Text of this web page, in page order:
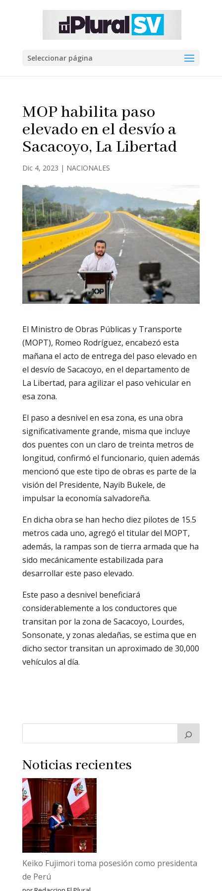
Seleccionar página
MOP habilita paso
elevado en el desvío a
Sacacoyo, La Libertad
Dic 4, 2023 | NACIONALES
El Ministro de Obras Públicas y Transporte
(MOPT), Romeo Rodríguez, encabezó esta
mañana el acto de entrega del paso elevado en
el desvío de Sacacoyo, en el departamento de
La Libertad, para agilizar el paso vehicular en
esa zona.
El paso a desnivel en esa zona, es una obra
significativamente grande, misma que incluye
dos puentes con un claro de treinta metros de
longitud, confirmó el funcionario, quien además
mencionó que este tipo de obras es parte de la
visión del Presidente, Nayib Bukele, de
impulsar la economía salvadoreña.
En dicha obra se han hecho diez pilotes de 15.5
metros cada uno, agregó el titular del MOPT,
además, la rampas son de tierra armada que ha
sido mecánicamente estabilizada para
desarrollar este paso elevado.
Este paso a desnivel beneficiará
considerablemente a los conductores que
transitan por la zona de Sacacoyo, Lourdes,
Sonsonate, y zonas aledañas, se estima que en
dicho sector transitan un aproximado de 30,000
vehículos al día.
Noticias recientes
Keiko Fujimori toma posesión como presidenta
de Perú